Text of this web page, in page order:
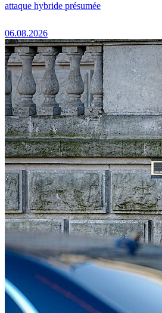
attaque hybride présumée
06.08.2026